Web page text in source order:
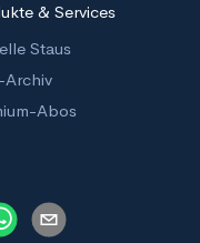
& Services
Staus
Archiv
Abos